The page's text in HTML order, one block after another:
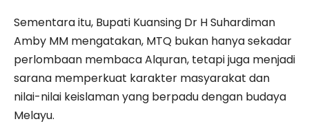
Sementara itu, Bupati Kuansing Dr H Suhardiman
Amby MM mengatakan, MTQ bukan hanya sekadar
perlombaan membaca Alquran, tetapi juga menjadi
sarana memperkuat karakter masyarakat dan
nilai-nilai keislaman yang berpadu dengan budaya
Melayu.